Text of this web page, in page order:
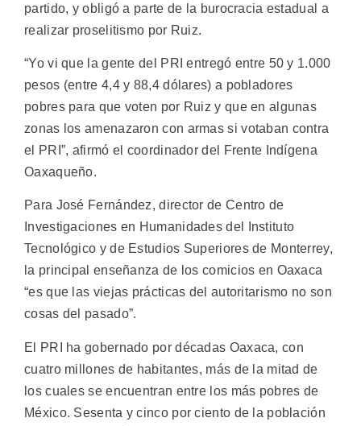
partido, y obligó a parte de la burocracia estadual a
realizar proselitismo por Ruiz.
“Yo vi que la gente del PRI entregó entre 50 y 1.000
pesos (entre 4,4 y 88,4 dólares) a pobladores
pobres para que voten por Ruiz y que en algunas
zonas los amenazaron con armas si votaban contra
el PRI”, afirmó el coordinador del Frente Indígena
Oaxaqueño.
Para José Fernández, director de Centro de
Investigaciones en Humanidades del Instituto
Tecnológico y de Estudios Superiores de Monterrey,
la principal enseñanza de los comicios en Oaxaca
“es que las viejas prácticas del autoritarismo no son
cosas del pasado”.
El PRI ha gobernado por décadas Oaxaca, con
cuatro millones de habitantes, más de la mitad de
los cuales se encuentran entre los más pobres de
México. Sesenta y cinco por ciento de la población